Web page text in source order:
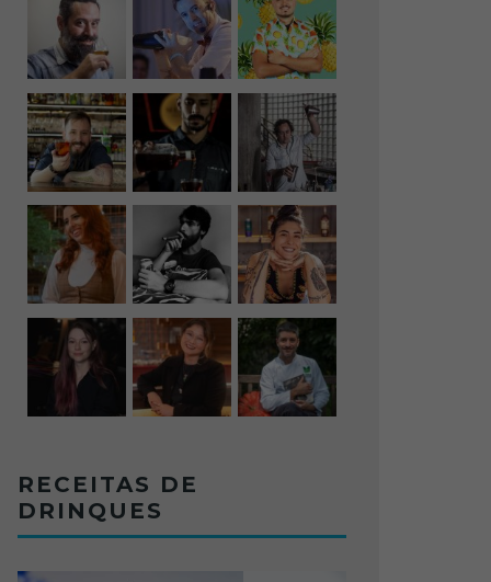
RECEITAS DE
DRINQUES